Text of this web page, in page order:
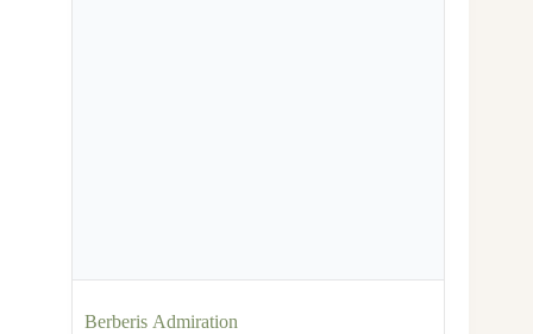
Berberis Admiration